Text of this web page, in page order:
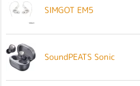
SIMGOT EM5
SoundPEATS Sonic